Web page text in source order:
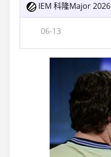
IEM 科隆Major 2026
06-13